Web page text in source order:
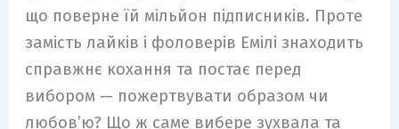
що поверне їй мільйон підписників. Проте
замість лайків і фоловерів Емілі знаходить
справжнє кохання та постає перед
вибором — пожертвувати образом чи
любовʼю? Що ж саме вибере зухвала та